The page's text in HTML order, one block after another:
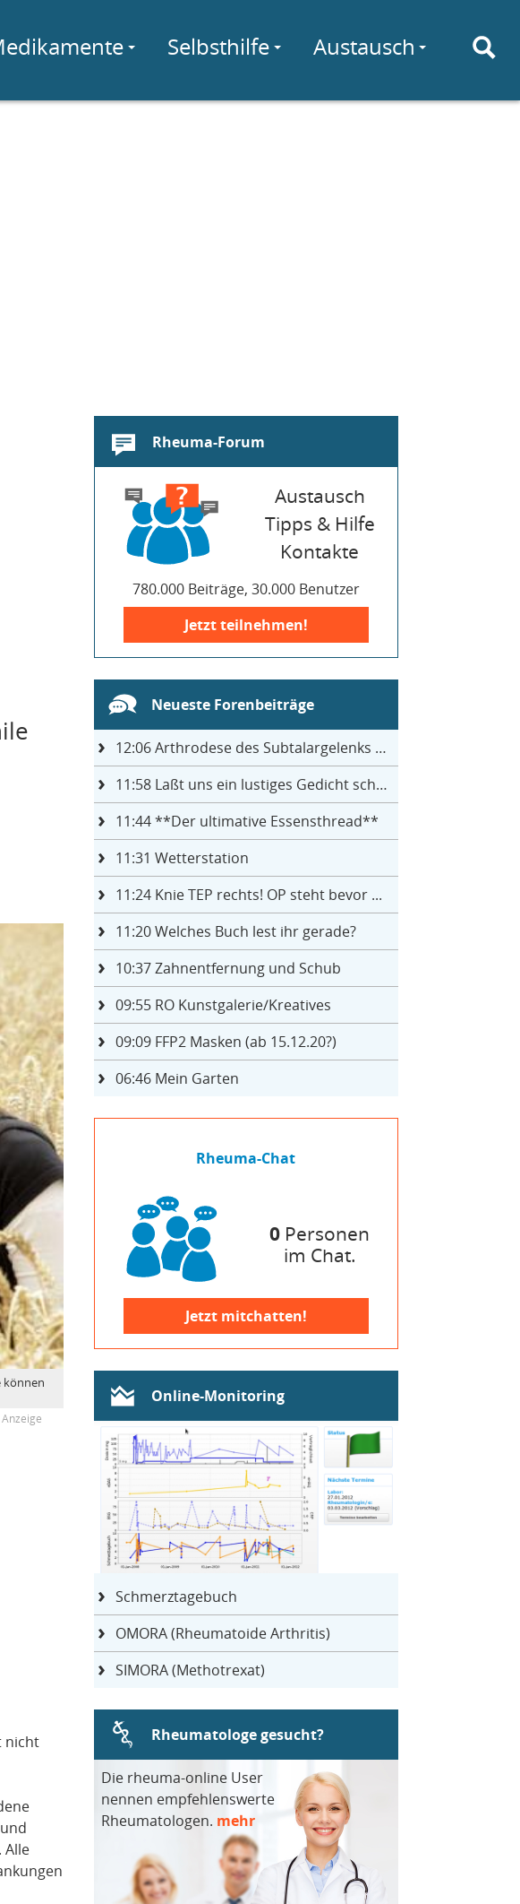
Selbsthilfe Austausch
können
nicht
Alle
Rheuma-Forum
Austausch
Tipps & Hilfe
Kontakte
780.000 Beiträge, 30.000 Benutzer
Jetzt teilnehmen!
Neueste Forenbeiträge
12:06Arthrodese des Subtalargelenks mit 27
11:58Laßt uns ein lustiges Gedicht schreiben- jeder einen Satz
11:44**Der ultimative Essensthread**
11:31 Wetterstation
11:24Knie TEP rechts! OP steht bevor ...
11:20Welches Buch lest ihr gerade?
10:37Zahnentfernung und Schub
09:55RO Kunstgalerie/Kreatives
09:09FFP2 Masken (ab 15.12.20?)
06:46Mein Garten
Rheuma-Chat
0 Personen
im Chat.
Jetzt mitchatten!
Online-Monitoring
Schmerztagebuch
OMORA (Rheumatoide Arthritis)
SIMORA (Methotrexat)
Rheumatologe gesucht?
Die rheuma-online User
nennen empfehlenswerte
Rheumatologen. mehr